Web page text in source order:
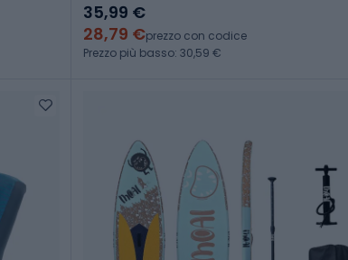
35,99 €
28,79 €prezzo con codice
Prezzo più basso: 30,59 €